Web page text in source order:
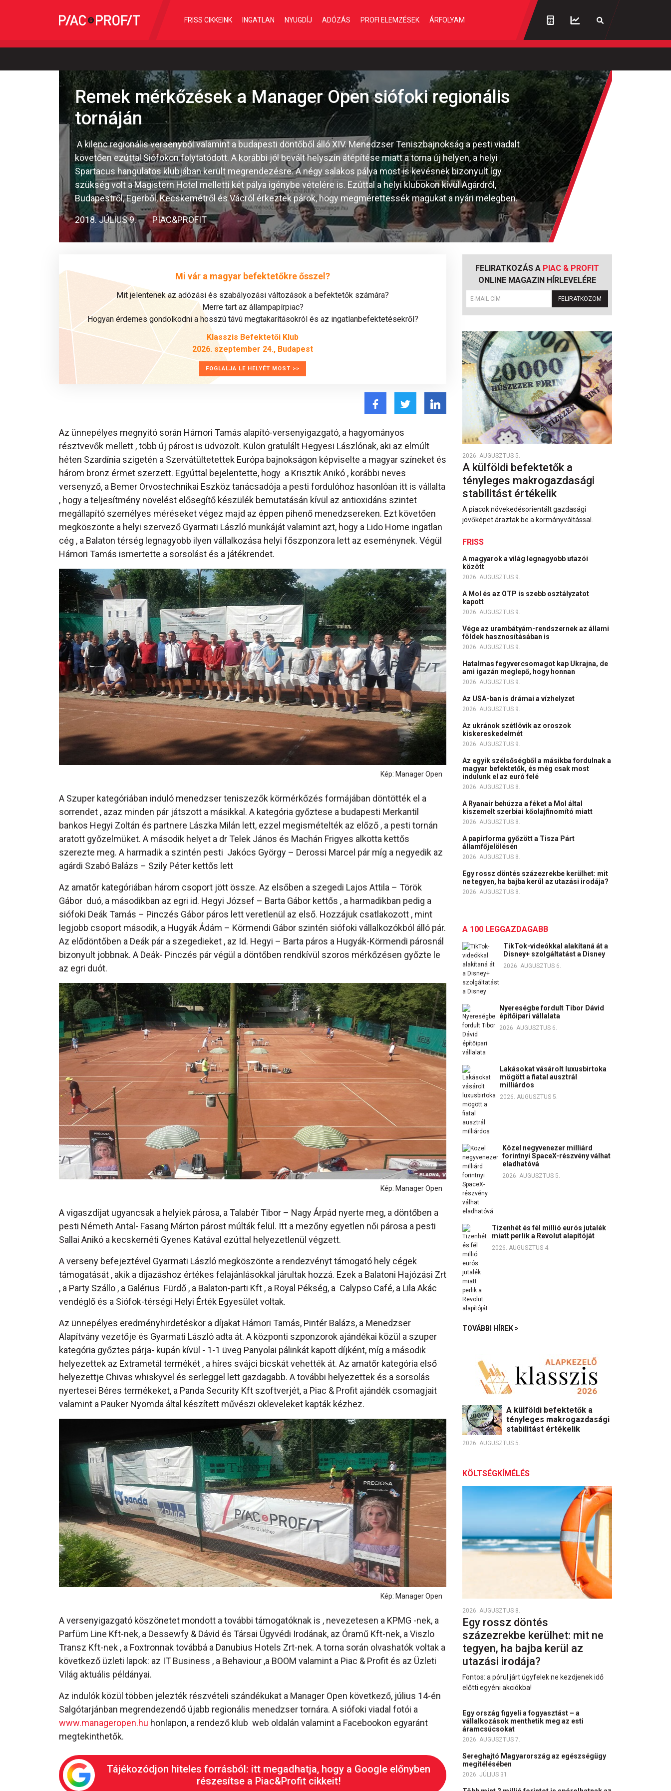
FRISS CIKKEINK INGATLAN NYUGDÍJ ADÓZÁS PROFI ELEMZÉSEK ÁRFOLYAM
Remek mérkőzések a Manager Open siófoki regionális
tornáján
A kilenc regionális versenyből valamint a budapesti döntőből álló XIV. Menedzser Teniszbajnokság a pesti viadalt
követően ezúttal Siófokon folytatódott. A korábbi jól bevált helyszín átépítése miatt a torna új helyen, a helyi
Spartacus hangulatos klubjában került megrendezésre. A négy salakos pálya most is kevésnek bizonyult így
szükség volt a Magistern Hotel melletti két pálya igénybe vételére is. Ezúttal a helyi klubokon kívül Agárdról,
Budapestről, Egerből, Kecskemétről és Vácról érkeztek párok, hogy megmérettessék magukat a nyári melegben.
2018. JÚLIUS 9. PIAC&PROFIT
Mi vár a magyar befektetőkre ősszel?
Mit jelentenek az adózási és szabályozási változások a befektetők számára?
Merre tart az állampapírpiac?
Hogyan érdemes gondolkodni a hosszú távú megtakarításokról és az ingatlanbefektetésekről?
Klasszis Befektetői Klub
2026. szeptember 24., Budapest
FOGLALJA LE HELYÉT MOST >>
Az ünnepélyes megnyitó során Hámori Tamás alapító-versenyigazgató, a hagyományos
résztvevők mellett , több új párost is üdvözölt. Külön gratulált Hegyesi Lászlónak, aki az elmúlt
héten Szardínia szigetén a Szervátültetettek Európa bajnokságon képviselte a magyar színeket és
három bronz érmet szerzett. Egyúttal bejelentette, hogy a Krisztik Anikó , korábbi neves
versenyző, a Bemer Orvostechnikai Eszköz tanácsadója a pesti fordulóhoz hasonlóan itt is vállalta
, hogy a teljesítmény növelést elősegítő készülék bemutatásán kívül az antioxidáns szintet
megállapító személyes méréseket végez majd az éppen pihenő menedzsereken. Ezt követően
megköszönte a helyi szervező Gyarmati László munkáját valamint azt, hogy a Lido Home ingatlan
cég , a Balaton térség legnagyobb ilyen vállalkozása helyi főszponzora lett az eseménynek. Végül
Hámori Tamás ismertette a sorsolást és a játékrendet.
Kép: Manager Open
A Szuper kategóriában induló menedzser teniszezők körmérkőzés formájában döntötték el a
sorrendet , azaz minden pár játszott a másikkal. A kategória győztese a budapesti Merkantil
bankos Hegyi Zoltán és partnere Lászka Milán lett, ezzel megismételték az előző , a pesti tornán
aratott győzelmüket. A második helyet a dr Telek János és Machán Frigyes alkotta kettős
szerezte meg. A harmadik a szintén pesti Jakócs György – Derossi Marcel pár míg a negyedik az
agárdi Szabó Balázs – Szily Péter kettős lett
Az amatőr kategóriában három csoport jött össze. Az elsőben a szegedi Lajos Attila – Török
Gábor duó, a másodikban az egri id. Hegyi József – Barta Gábor kettős , a harmadikban pedig a
siófoki Deák Tamás – Pinczés Gábor páros lett veretlenül az első. Hozzájuk csatlakozott , mint
legjobb csoport második, a Hugyák Ádám – Körmendi Gábor szintén siófoki vállalkozókból álló pár.
Az elődöntőben a Deák pár a szegedieket , az Id. Hegyi – Barta páros a Hugyák-Körmendi párosnál
bizonyult jobbnak. A Deák- Pinczés pár végül a döntőben rendkívül szoros mérkőzésen győzte le
az egri duót.
Kép: Manager Open
A vigaszdíjat ugyancsak a helyiek párosa, a Talabér Tibor – Nagy Árpád nyerte meg, a döntőben a
pesti Németh Antal- Fasang Márton párost múlták felül. Itt a mezőny egyetlen női párosa a pesti
Sallai Anikó a kecskeméti Gyenes Katával ezúttal helyezetlenül végzett.
A verseny befejeztével Gyarmati László megköszönte a rendezvényt támogató hely cégek
támogatását , akik a díjazáshoz értékes felajánlásokkal járultak hozzá. Ezek a Balatoni Hajózási Zrt
, a Party Szállo , a Galérius Fürdő , a Balaton-parti Kft , a Royal Pékség, a Calypso Café, a Lila Akác
vendéglő és a Siófok-térségi Helyi Érték Egyesület voltak.
Az ünnepélyes eredményhirdetéskor a díjakat Hámori Tamás, Pintér Balázs, a Menedzser
Alapítvány vezetője és Gyarmati László adta át. A központi szponzorok ajándékai közül a szuper
kategória győztes párja- kupán kívül - 1-1 üveg Panyolai pálinkát kapott díjként, míg a második
helyezettek az Extrametál termékét , a híres svájci bicskát vehették át. Az amatőr kategória első
helyezettje Chivas whiskyvel és serleggel lett gazdagabb. A további helyezettek és a sorsolás
nyertesei Béres termékeket, a Panda Security Kft szoftverjét, a Piac & Profit ajándék csomagjait
valamint a Pauker Nyomda által készített művészi okleveleket kapták kézhez.
Kép: Manager Open
A versenyigazgató köszönetet mondott a további támogatóknak is , nevezetesen a KPMG -nek, a
Parfüm Line Kft-nek, a Dessewfy & Dávid és Társai Ügyvédi Irodának, az Óramű Kft-nek, a Viszlo
Transz Kft-nek , a Foxtronnak továbbá a Danubius Hotels Zrt-nek. A torna során olvashatók voltak a
következő üzleti lapok: az IT Business , a Behaviour ,a BOOM valamint a Piac & Profit és az Üzleti
Világ aktuális példányai.
Az indulók közül többen jelezték részvételi szándékukat a Manager Open következő, július 14-én
Salgótarjánban megrendezendő újabb regionális menedzser tornára. A siófoki viadal fotói a
www.manageropen.hu honlapon, a rendező klub web oldalán valamint a Facebookon egyaránt
megtekinthetők.
Tájékozódjon hiteles forrásból: itt megadhatja, hogy a Google előnyben
részesítse a Piac&Profit cikkeit!
FELIRATKOZÁS A PIAC & PROFIT
ONLINE MAGAZIN HÍRLEVELÉRE
FELIRATKOZOM
2026. AUGUSZTUS 5.
A külföldi befektetők a
tényleges makrogazdasági
stabilitást értékelik
A piacok növekedésorientált gazdasági
jövőképet áraztak be a kormányváltással.
FRISS
A magyarok a világ legnagyobb utazói
között
2026. AUGUSZTUS 9.
A Mol és az OTP is szebb osztályzatot
kapott
2026. AUGUSZTUS 9.
Vége az urambátyám-rendszernek az állami
földek hasznosításában is
2026. AUGUSZTUS 9.
Hatalmas fegyvercsomagot kap Ukrajna, de
ami igazán meglepő, hogy honnan
2026. AUGUSZTUS 9.
Az USA-ban is drámai a vízhelyzet
2026. AUGUSZTUS 9.
Az ukránok szétlövik az oroszok
kiskereskedelmét
2026. AUGUSZTUS 9.
Az egyik szélsőségből a másikba fordulnak a
magyar befektetők, és még csak most
indulunk el az euró felé
2026. AUGUSZTUS 8.
A Ryanair behúzza a féket a Mol által
kiszemelt szerbiai kőolajfinomító miatt
2026. AUGUSZTUS 8.
A papírforma győzött a Tisza Párt
államfőjelölésén
2026. AUGUSZTUS 8.
Egy rossz döntés százezrekbe kerülhet: mit
ne tegyen, ha bajba kerül az utazási irodája?
2026. AUGUSZTUS 8.
A 100 LEGGAZDAGABB
TikTok-videókkal alakítaná át a
Disney+ szolgáltatást a Disney
2026. AUGUSZTUS 6.
Nyereségbe fordult Tibor Dávid
építőipari vállalata
2026. AUGUSZTUS 6.
Lakásokat vásárolt luxusbirtoka
mögött a fiatal ausztrál
milliárdos
2026. AUGUSZTUS 5.
Közel negyvenezer milliárd
forintnyi SpaceX-részvény válhat
eladhatóvá
2026. AUGUSZTUS 5.
Tizenhét és fél millió eurós jutalék
miatt perlik a Revolut alapítóját
2026. AUGUSZTUS 4.
TOVÁBBI HÍREK >
A külföldi befektetők a
tényleges makrogazdasági
stabilitást értékelik
2026. AUGUSZTUS 5.
KÖLTSÉGKÍMÉLÉS
2026. AUGUSZTUS 8.
Egy rossz döntés
százezrekbe kerülhet: mit ne
tegyen, ha bajba kerül az
utazási irodája?
Fontos: a pórul járt ügyfelek ne kezdjenek idő
előtti egyéni akciókba!
Egy ország figyeli a fogyasztást – a
vállalkozások menthetik meg az esti
áramcsúcsokat
2026. AUGUSZTUS 7.
Sereghajtó Magyarország az egészségügy
megítélésében
2026. JÚLIUS 31.